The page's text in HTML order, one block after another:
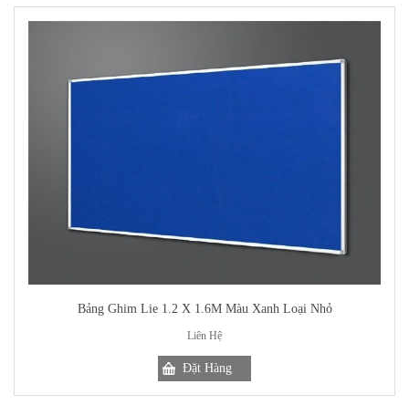
Bảng Ghim Lie 1.2 X 1.6M Màu Xanh Loại Nhỏ
Liên Hệ